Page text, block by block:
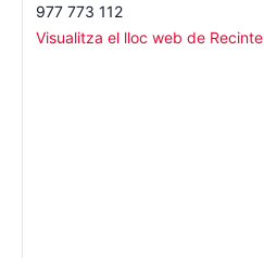
977 773 112
Visualitza el lloc web de Recinte